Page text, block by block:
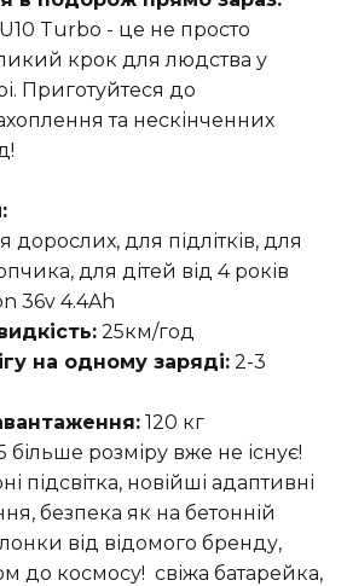
Turbo - це не просто
крок для людства у
Приготуйтеся до
та нескінченних
дорослих, для підлітків, для
для дітей від 4 років
36v 4.4Ah
25км/год
на одному заряді: 2-3
120 кг
більше розміру вже не існує!
підсвітка, новійші адаптивні
безпека як на бетонній
від відомого бренду,
до космосу! свіжа батарейка,